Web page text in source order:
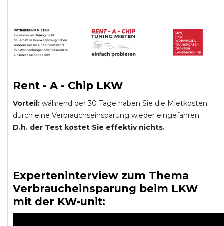
Rent - A - Chip LKW
Vorteil: während der 30 Tage haben Sie die Mietkosten
durch eine Verbrauchseinsparung wieder eingefahren.
D.h. der Test kostet Sie effektiv nichts.
Experteninterview zum Thema
Verbraucheinsparung beim LKW
mit der KW-unit: